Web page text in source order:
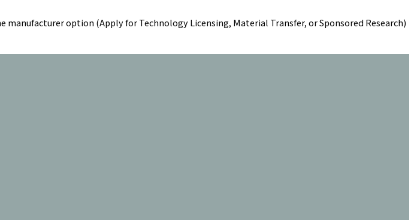
option (Apply for Technology Licensing, Material Transfer, or Sponsored Research)